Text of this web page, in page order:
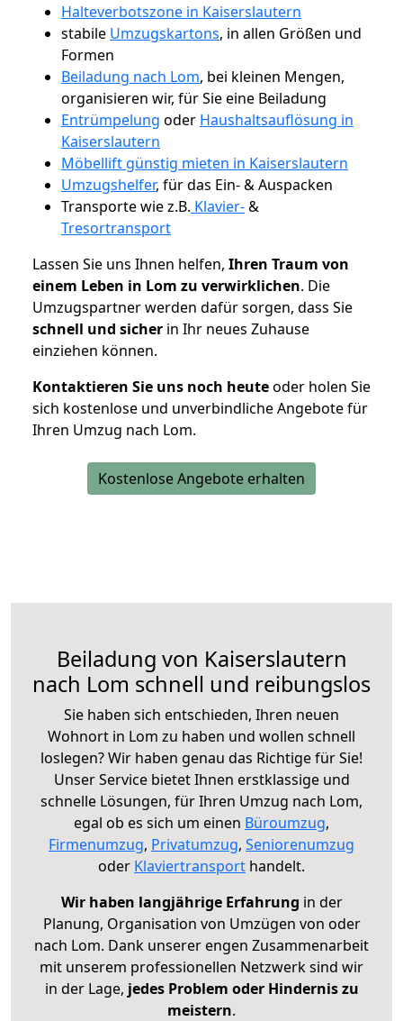
Halteverbotszone in Kaiserslautern
stabile Umzugskartons, in allen Größen und
Formen
Beiladung nach Lom, bei kleinen Mengen,
organisieren wir, für Sie eine Beiladung
Entrümpelung oder Haushaltsauflösung in
Kaiserslautern
Möbellift günstig mieten in Kaiserslautern
Umzugshelfer, für das Ein- & Auspacken
Transporte wie z.B. Klavier-&
Tresortransport
Lassen Sie uns Ihnen helfen, Ihren Traum von
einem Leben in Lom zu verwirklichen. Die
Umzugspartner werden dafür sorgen, dass Sie
schnell und sicher in Ihr neues Zuhause
einziehen können.
Kontaktieren Sie uns noch heuteoder holen Sie
sich kostenlose und unverbindliche Angebote für
Ihren Umzug nach Lom.
Kostenlose Angebote erhalten
Beiladung von Kaiserslautern
nach Lom schnell und reibungslos
Sie haben sich entschieden, Ihren neuen
Wohnort in Lom zu haben und wollen schnell
loslegen? Wir haben genau das Richtige für Sie!
Unser Service bietet Ihnen erstklassige und
schnelle Lösungen, für Ihren Umzug nach Lom,
egal ob es sich um einen Büroumzug,
Firmenumzug, Privatumzug, Seniorenumzug
oder Klaviertransport handelt.
Wir haben langjährige Erfahrung in der
Planung, Organisation von Umzügen von oder
nach Lom. Dank unserer engen Zusammenarbeit
mit unserem professionellen Netzwerk sind wir
in der Lage, jedes Problem oder Hindernis zu
meistern.